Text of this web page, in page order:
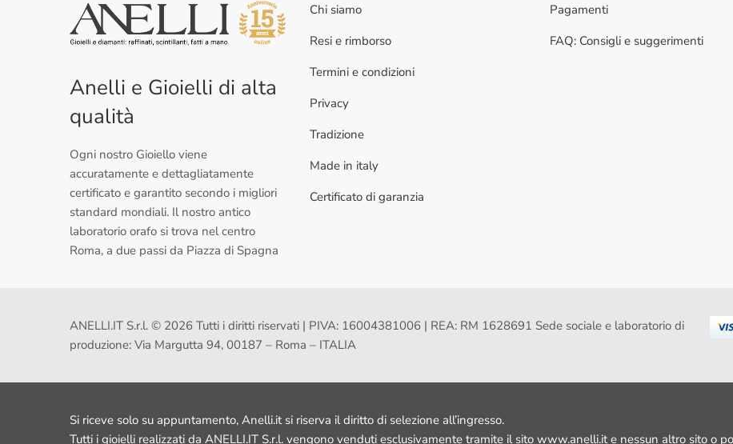
Anelli e Gioielli di alta
qualità
Ogni nostro Gioiello viene
accuratamente e dettagliatamente
certificato e garantito secondo i migliori
standard mondiali. Il nostro antico
laboratorio orafo si trova nel centro
Roma, a due passi da Piazza di Spagna
Chi siamo
Resi e rimborso
Termini e condizioni
Privacy
Tradizione
Made in italy
Certificato di garanzia
Pagamenti
FAQ: Consigli e suggerimenti
ANELLI.IT S.r.l. © 2026 Tutti i diritti riservati | PIVA: 16004381006 | REA: RM 1628691 Sede sociale e laboratorio di
produzione: Via Margutta 94, 00187 – Roma – ITALIA
Si riceve solo su appuntamento, Anelli.it si riserva il diritto di selezione all’ingresso.
Tutti i gioielli realizzati da ANELLI.IT S.r.l. vengono venduti esclusivamente tramite il sito www.anelli.it e nessun altro sito o